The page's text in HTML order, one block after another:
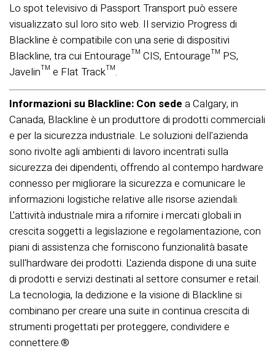
Lo spot televisivo di Passport Transport può essere
visualizzato sul loro sito web. Il servizio Progress di
Blackline è compatibile con una serie di dispositivi
Blackline, tra cui Entourage™ CIS, Entourage™ PS,
Javelin™ e Flat Track™.
Informazioni su Blackline: Con sede a Calgary, in
Canada, Blackline è un produttore di prodotti commerciali
e per la sicurezza industriale. Le soluzioni dell'azienda
sono rivolte agli ambienti di lavoro incentrati sulla
sicurezza dei dipendenti, offrendo al contempo hardware
connesso per migliorare la sicurezza e comunicare le
informazioni logistiche relative alle risorse aziendali.
L'attività industriale mira a rifornire i mercati globali in
crescita soggetti a legislazione e regolamentazione, con
piani di assistenza che forniscono funzionalità basate
sull'hardware dei prodotti. L'azienda dispone di una suite
di prodotti e servizi destinati al settore consumer e retail.
La tecnologia, la dedizione e la visione di Blackline si
combinano per creare una suite in continua crescita di
strumenti progettati per proteggere, condividere e
connettere.®